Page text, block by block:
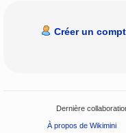
Créer un
Dernière
À propos de Wikimini